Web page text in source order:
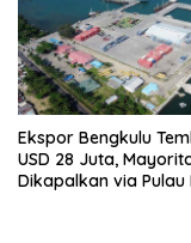
Ekspor Bengkulu
USD 28 Juta,
Dikapalkan via Pulau